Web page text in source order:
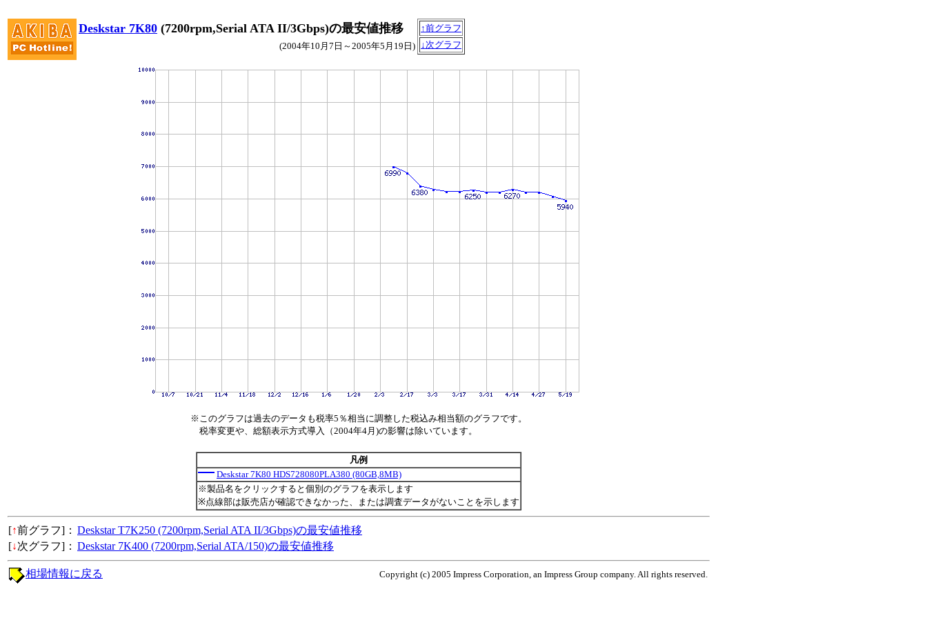
Deskstar 7K80 (7200rpm,Serial ATA II/3Gbps)の最安値推移
↑前グラフ
↓次グラフ
(2004年10月7日～2005年5月19日)
※このグラフは過去のデータも税率5％相当に調整した税込み相当額のグラフです。
税率変更や、総額表示方式導入（2004年4月)の影響は除いています。
凡例
Deskstar 7K80 HDS728080PLA380 (80GB,8MB)
※製品名をクリックすると個別のグラフを表示します
※点線部は販売店が確認できなかった、または調査データがないことを示します
[↑前グラフ]： Deskstar T7K250 (7200rpm,Serial ATA II/3Gbps)の最安値推移
[↓次グラフ]： Deskstar 7K400 (7200rpm,Serial ATA/150)の最安値推移
Copyright (c) 2005 Impress Corporation, an Impress Group company. All rights reserved.
相場情報に戻る